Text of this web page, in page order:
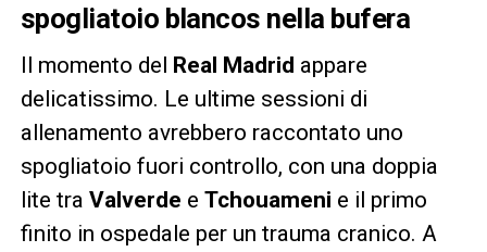
spogliatoio blancos nella bufera
Il momento del Real Madrid appare
delicatissimo. Le ultime sessioni di
allenamento avrebbero raccontato uno
spogliatoio fuori controllo, con una doppia
lite tra Valverde e Tchouameni e il primo
finito in ospedale per un trauma cranico. A